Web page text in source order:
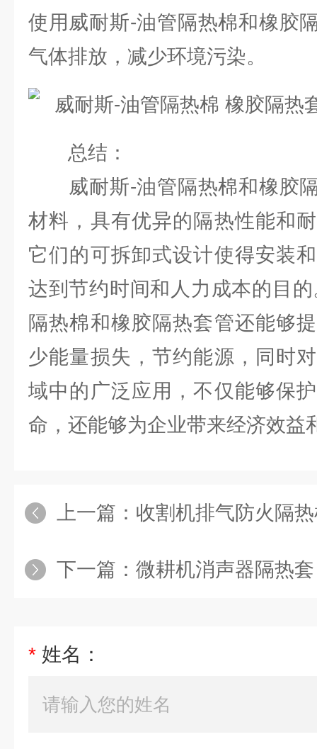
使用威耐斯-油管隔热棉和橡胶
气体排放，减少环境污染。
总结：
威耐斯-油管隔热棉和橡胶隔
材料，具有优异的隔热性能和
它们的可拆卸式设计使得安装
达到节约时间和人力成本的目
隔热棉和橡胶隔热套管还能够
少能量损失，节约能源，同时
域中的广泛应用，不仅能够保
命，还能够为企业带来经济效益
上一篇： 收割机排气防火隔热棉-
下一篇： 微耕机消声器隔热套 可拆卸
* 姓名：